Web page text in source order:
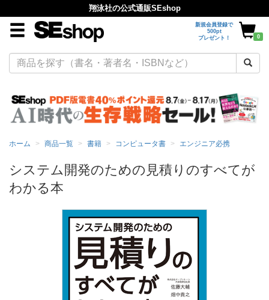
翔泳社の公式通販SEshop
新規会員登録で
500pt
プレゼント！
0
ホーム 商品一覧 書籍 コンピュータ書 エンジニア必携
システム開発のための見積りのすべてが
わかる本